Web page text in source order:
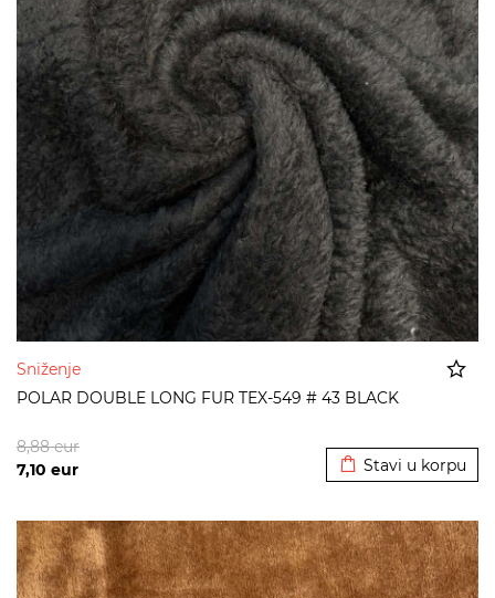
Sniženje
POLAR DOUBLE LONG FUR TEX-549 # 43 BLACK
7,10 eur
8,88eur
Stavi u korpu